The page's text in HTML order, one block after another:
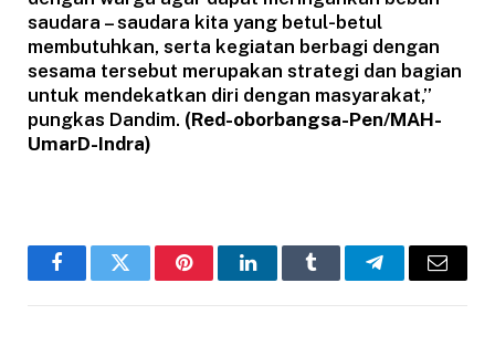
saudara – saudara kita yang betul-betul
membutuhkan, serta kegiatan berbagi dengan
sesama tersebut merupakan strategi dan bagian
untuk mendekatkan diri dengan masyarakat,”
pungkas Dandim. (Red-oborbangsa-Pen/MAH-
UmarD-Indra)
FacebookTwitter PinterestLinkedInTumblr TelegramEmail